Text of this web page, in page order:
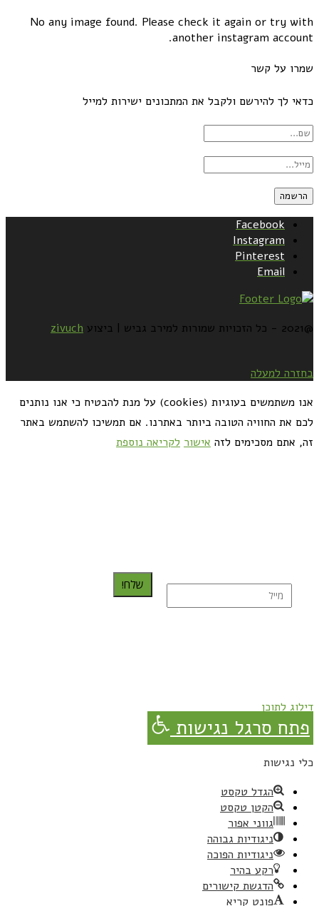
No any image found. Please check it again or try with
another instagram account.
שמרו על קשר
כדאי לך להירשם ולקבל את המתכונים ישירות למייל
Facebook
Instagram
Pinterest
Email
@2021 - כל הזכויות שמורות למירב גביש | ביצוע zivuch
בחזרה למעלה
אנו משתמשים בעוגיות (cookies) על מנת להבטיח כי אנו נותנים
לכם את החוויה הטובה ביותר באתרנו. אם תמשיכו להשתמש באתר
זה, אתם מסכימים לזה אישור לקריאה נוספת
שלח!
דילוג לתוכן
פתח סרגל נגישות
כלי נגישות
הגדל טקסט
הקטן טקסט
גווני אפור
ניגודיות גבוהה
ניגודיות הפוכה
רקע בהיר
הדגשת קישורים
פונט קריא